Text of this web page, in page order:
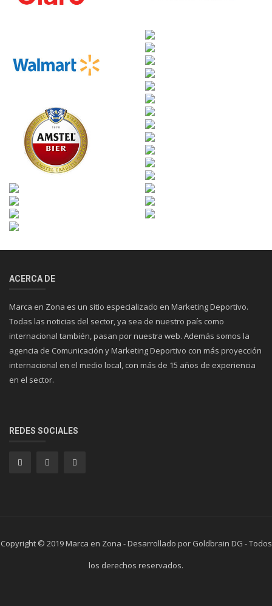
ACERCA DE
Marca en Zona es un sitio especializado en Marketing Deportivo.
Todas las noticias del sector, ya sea de nuestro país como
internacional también, pasan por nuestra web. Además somos la
agencia de Comunicación y Marketing Deportivo con más proyección
internacional en el medio local, con más de 15 años de experiencia
en el sector.
REDES SOCIALES
Copyright © 2019 Marca en Zona - Desarrollado por Goldbrain DG - Todos
los derechos reservados.